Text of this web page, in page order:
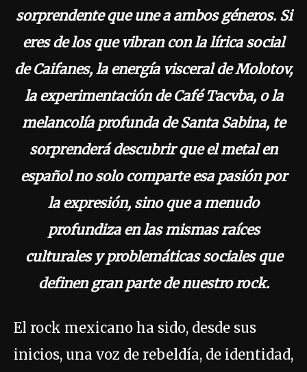
sorprendente que une a ambos géneros. Si
eres de los que vibran con la lírica social
de Caifanes, la energía visceral de Molotov,
la experimentación de Café Tacvba, o la
melancolía profunda de Santa Sabina, te
sorprenderá descubrir que el metal en
español no solo comparte esa pasión por
la expresión, sino que a menudo
profundiza en las mismas raíces
culturales y problemáticas sociales que
definen gran parte de nuestro rock.
El rock mexicano ha sido, desde sus
inicios, una voz de rebeldía, de identidad,